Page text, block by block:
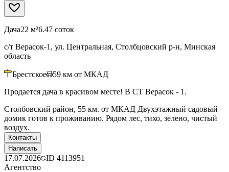
Дача22 м²6.47 соток
с/т Верасок-1, ул. Центральная, Столбцовский р-н, Минская
область
Брестское 59 км от МКАД
Продается дача в красивом месте! В СТ Верасок - 1.
Столбовский район, 55 км. от МКАД Двухэтажный садовый
домик готов к проживанию. Рядом лес, тихо, зелено, чистый
воздух.
Контакты
Написать
17.07.2026 ID 4113951
Агентство